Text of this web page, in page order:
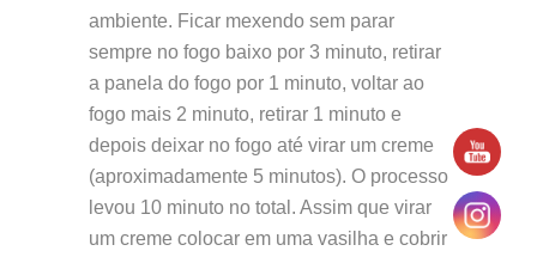
ambiente. Ficar mexendo sem parar
sempre no fogo baixo por 3 minuto, retirar
a panela do fogo por 1 minuto, voltar ao
fogo mais 2 minuto, retirar 1 minuto e
depois deixar no fogo até virar um creme
(aproximadamente 5 minutos). O processo
levou 10 minuto no total. Assim que virar
um creme colocar em uma vasilha e cobrir